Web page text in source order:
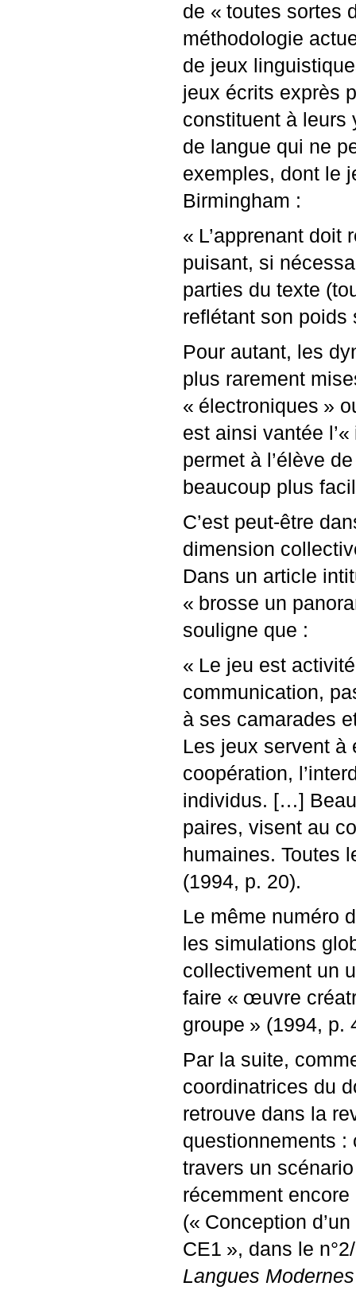
de « toutes sortes
méthodologie
de jeux
jeux écrits exprès
constituent à leurs
de langue qui ne
exemples, dont le
Birmingham :
« L’apprenant doit
puisant, si
parties du texte
reflétant son poids
Pour autant, les
plus rarement
« électroniques »
est ainsi vantée l’«
permet à l’élève
beaucoup plus
C’est peut-être
dimension
Dans un article
« brosse un
souligne que :
« Le jeu est
communication,
à ses camarades
Les jeux servent à
coopération,
individus. […]
paires, visent au
humaines. Toutes
(1994, p. 20).
Le même numéro
les simulations
collectivement un
faire « œuvre
groupe » (1994, p.
Par la suite,
coordinatrices du
retrouve dans la
questionnements :
travers un
récemment
(« Conception
CE1 », dans le
Langues